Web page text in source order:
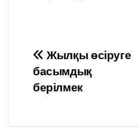
Навигация
по
Жылқы өсіруге
басымдық
берілмек